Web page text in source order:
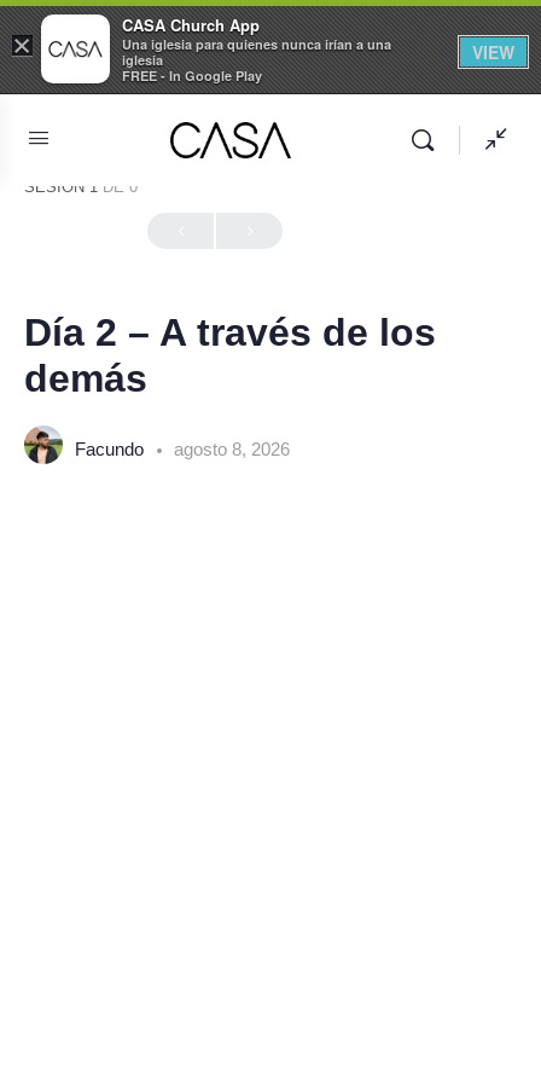
SESIÓN 1 DE 0
Día 2 – A través de los
demás
Facundo agosto 8, 2026
×
CASA Church App
Una iglesia para quienes nunca irían a una
iglesia
FREE - In Google Play
VIEW